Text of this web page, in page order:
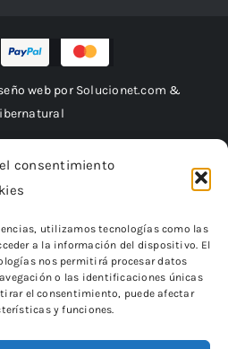
consentimiento
utilizamos tecnologías como las
a la información del dispositivo. El
nos permitirá procesar datos
o las identificaciones únicas
el consentimiento, puede afectar
y funciones.
web por Solucionet.com &